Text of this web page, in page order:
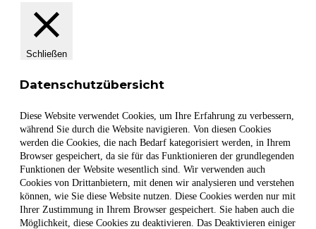
Schließen
Datenschutzübersicht
Diese Website verwendet Cookies, um Ihre Erfahrung zu verbessern,
während Sie durch die Website navigieren. Von diesen Cookies
werden die Cookies, die nach Bedarf kategorisiert werden, in Ihrem
Browser gespeichert, da sie für das Funktionieren der grundlegenden
Funktionen der Website wesentlich sind. Wir verwenden auch
Cookies von Drittanbietern, mit denen wir analysieren und verstehen
können, wie Sie diese Website nutzen. Diese Cookies werden nur mit
Ihrer Zustimmung in Ihrem Browser gespeichert. Sie haben auch die
Möglichkeit, diese Cookies zu deaktivieren. Das Deaktivieren einiger